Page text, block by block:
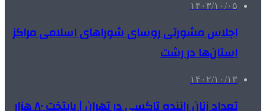
۱۴۰۳/۱۰/۰۵
اجلاس مشورتی روسای شوراهای اسلامی مراکز
استان‌ها در رشت
۱۴۰۲/۱۰/۱۳
تعداد زنان راننده تاکسی در تهران | پایتخت ۸۰ هزار